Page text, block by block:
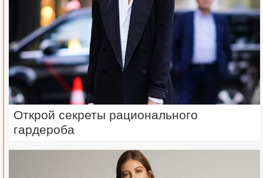
Открой секреты рационального
гардероба